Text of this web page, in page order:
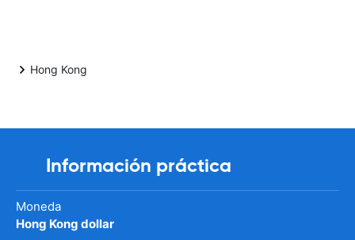
Hong Kong
Información práctica
Moneda
Hong Kong dollar